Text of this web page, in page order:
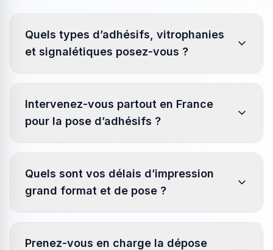
Quels types d’adhésifs, vitrophanies
et signalétiques posez-vous ?
Intervenez-vous partout en France
pour la pose d’adhésifs ?
Quels sont vos délais d’impression
grand format et de pose ?
Prenez-vous en charge la dépose